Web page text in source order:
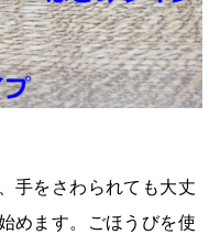
手をさわられても大丈
めます。ごほうびを使